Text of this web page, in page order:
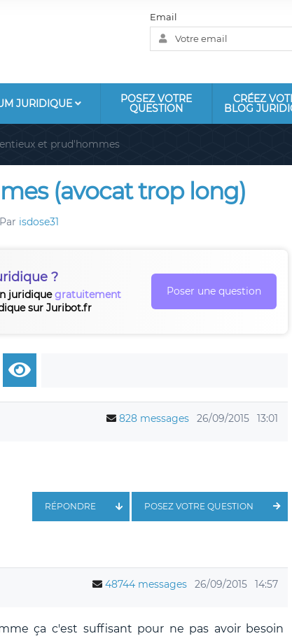
Email
JURIDIQUE POSEZ VOTRE
QUESTION
CRÉEZ
BLOG
et prud'hommes
(avocat trop long)
Par isdose31
?
juridiquegratuitement
sur Juribot.fr
Poser une question
828 messages 26/09/2015 13:01
POSEZ VOTRE QUESTION
RÉPONDRE
48744 messages 26/09/2015 14:57
ça c'est suffisant pour ne pas avoir besoin